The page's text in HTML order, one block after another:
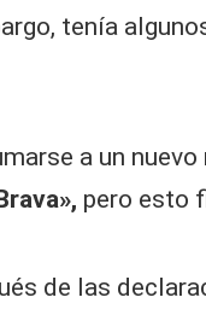
tenía
a un
pero esto
de las